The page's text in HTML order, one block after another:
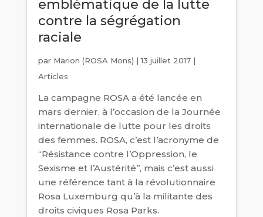
emblématique de la lutte
contre la ségrégation
raciale
par Marion (ROSA Mons) |13 juillet 2017|
Articles
La campagne ROSA a été lancée en
mars dernier, à l’occasion de la Journée
internationale de lutte pour les droits
des femmes. ROSA, c’est l’acronyme de
‘‘Résistance contre l’Oppression, le
Sexisme et l’Austérité’’, mais c’est aussi
une référence tant à la révolutionnaire
Rosa Luxemburg qu’à la militante des
droits civiques Rosa Parks.